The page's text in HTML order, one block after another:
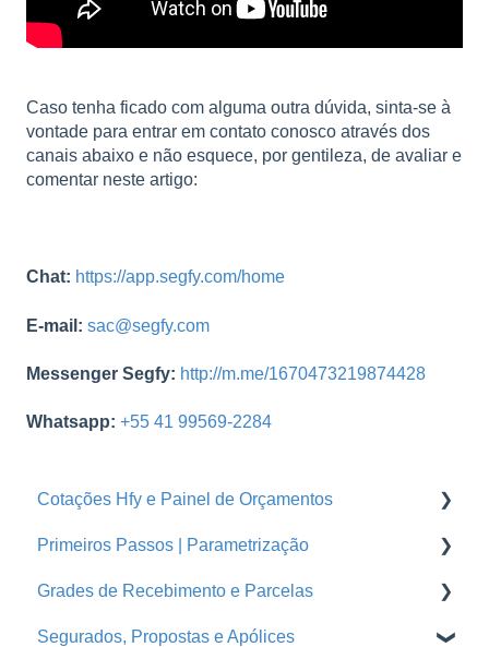
Caso tenha ficado com alguma outra dúvida, sinta-se à
vontade para entrar em contato conosco através dos
canais abaixo e não esquece, por gentileza, de avaliar e
comentar neste artigo:
Chat: https://app.segfy.com/home
E-mail: sac@segfy.com
Messenger Segfy: http://m.me/1670473219874428
Whatsapp: +55 41 99569-2284
Cotações Hfy e Painel de Orçamentos
Orçamentos
Cotações Hfy
Logins Seguradoras
Primeiros Passos | Parametrização
Usuários
Corretoras
Grades de Recebimento e Parcelas
Parcelas
Segurados, Propostas e Apólices